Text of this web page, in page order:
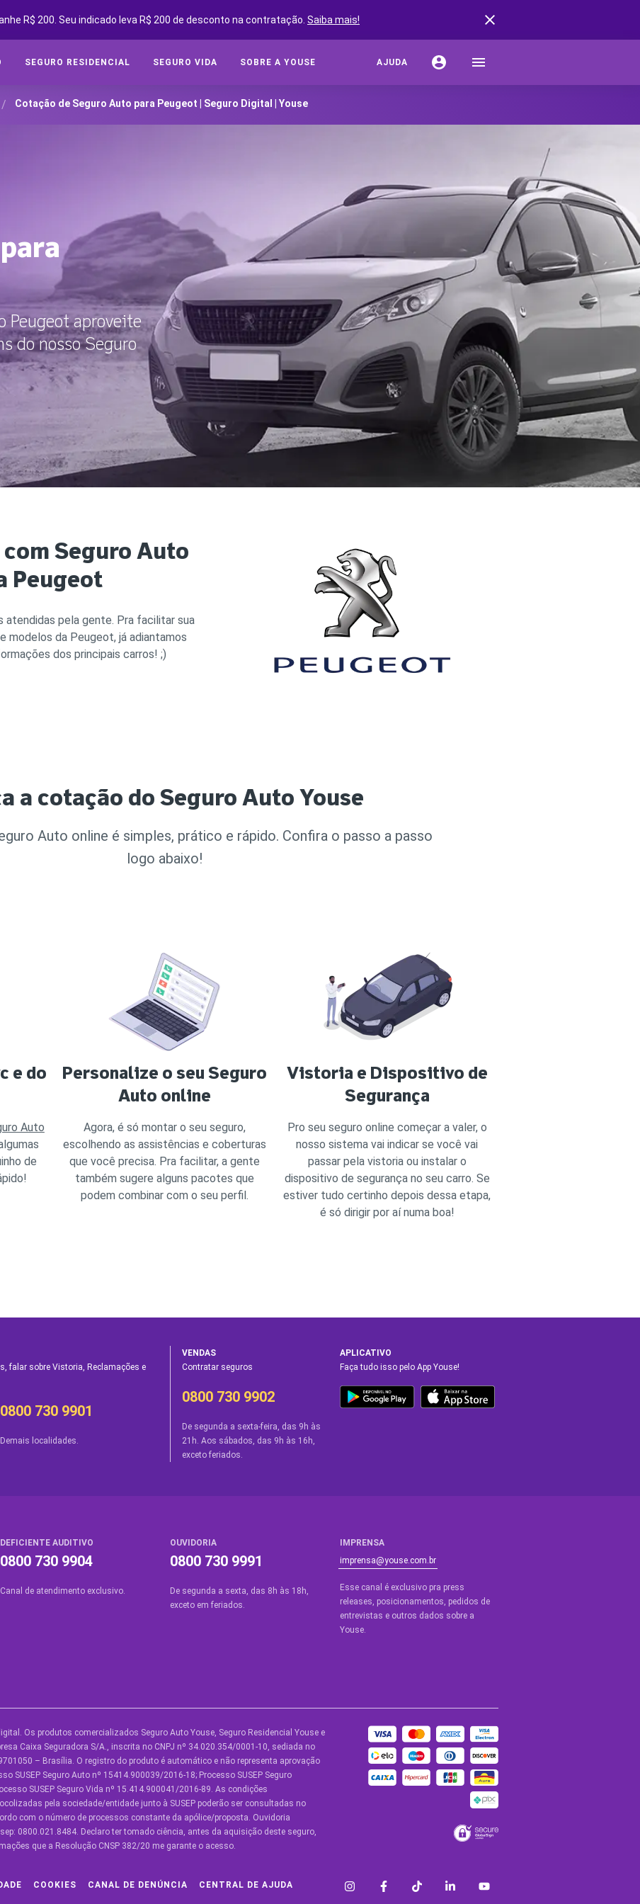
R$ 200. Seu indicado leva R$ 200 de desconto na contratação. Saiba mais!
SEGURO RESIDENCIAL SEGURO VIDA SOBRE A YOUSE AJUDA
SEGUROS ONLINE
SOBRE A YOUSE
YOUSE NEGÓCIOS
CLUBE DE OFICINAS
YOUSE TECH
DÚVIDAS FREQUENTES
ATENDIMENTO
CONDIÇÕES GERAIS
OUVIDORIA
YOUSE ESG
PATROCÍNIOS
SEGURO AUTO
Cotação de Seguro Auto
Tipos de Seguro Auto
Seguro por Marcas de Carro
SEGURO RESIDENCIAL
Cotar Seguro Residencial
Coberturas e Assistências
Residencial
Seguro Residencial para Aluguel
SEGURO VIDA
Cotar Seguro Vida
/ Cotação de Seguro Auto para Peugeot | Seguro Digital | Youse
Peugeot aproveite
do nosso Seguro
com Seguro Auto
Peugeot
atendidas pela gente. Pra facilitar sua
modelos da Peugeot, já adiantamos
dos principais carros! ;)
a cotação do Seguro Auto Youse
Auto online é simples, prático e rápido. Confira o passo a passo
logo abaixo!
e do
Auto
de
Personalize o seu Seguro
Auto online
Agora, é só montar o seu seguro,
escolhendo as assistências e coberturas
que você precisa. Pra facilitar, a gente
também sugere alguns pacotes que
podem combinar com o seu perfil.
Vistoria e Dispositivo de
Segurança
Pro seu seguro online começar a valer, o
nosso sistema vai indicar se você vai
passar pela vistoria ou instalar o
dispositivo de segurança no seu carro. Se
estiver tudo certinho depois dessa etapa,
é só dirigir por aí numa boa!
falar sobre Vistoria, Reclamações e
0800 730 9901
Demais localidades.
VENDAS
Contratar seguros
0800 730 9902
De segunda a sexta-feira, das 9h às
21h. Aos sábados, das 9h às 16h,
exceto feriados.
APLICATIVO
Faça tudo isso pelo App Youse!
DEFICIENTE AUDITIVO
0800 730 9904
Canal de atendimento exclusivo.
OUVIDORIA
0800 730 9991
De segunda a sexta, das 8h às 18h,
exceto em feriados.
IMPRENSA
imprensa@youse.com.br
Esse canal é exclusivo pra press
releases, posicionamentos, pedidos de
entrevistas e outros dados sobre a
Youse.​
OUTROS SERVIÇOS
Youse Friends
Clube de Benefícios
Clube de Oficinas
Convide e ganhe
SOBRE A YOUSE
Quem Somos
Vem Pra Youse
Seguro Online
Formas de
AJUDA
Central de Ajuda
Política de
Privacidade
BLOGS
Blog Youse
Os produtos comercializados Seguro Auto Youse, Seguro Residencial Youse e
Caixa Seguradora S/A., inscrita no CNPJ nº 34.020.354/0001-10, sediada no
– Brasília. O registro do produto é automático e não representa aprovação
SUSEP Seguro Auto nº 15414.900039/2016-18; Processo SUSEP Seguro
SUSEP Seguro Vida nº 15.414.900041/2016-89. As condições
pela sociedade/entidade junto à SUSEP poderão ser consultadas no
com o número de processos constante da apólice/proposta. Ouvidoria
0800.021.8484. Declaro ter tomado ciência, antes da aquisição deste seguro,
que a Resolução CNSP 382/20 me garante o acesso.
COOKIES CANAL DE DENÚNCIA CENTRAL DE AJUDA